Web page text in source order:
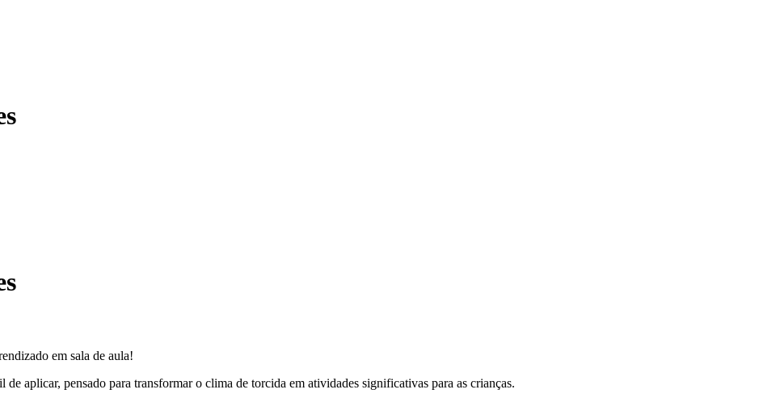
em sala de aula!
aplicar, pensado para transformar o clima de torcida em atividades significativas para as crianças.